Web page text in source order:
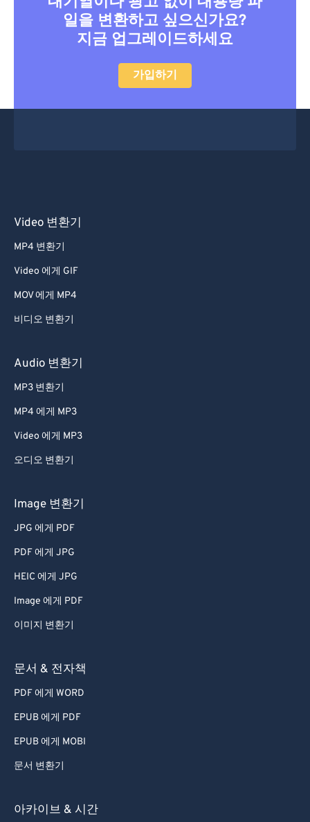
일을 변환하고 싶으신가요?
지금 업그레이드하세요
가입하기
Video 변환기
MP4 변환기
Video 에게 GIF
MOV 에게 MP4
비디오 변환기
Audio 변환기
MP3 변환기
MP4 에게 MP3
Video 에게 MP3
오디오 변환기
Image 변환기
JPG 에게 PDF
PDF 에게 JPG
HEIC 에게 JPG
Image 에게 PDF
이미지 변환기
문서 & 전자책
PDF 에게 WORD
EPUB 에게 PDF
EPUB 에게 MOBI
문서 변환기
아카이브 & 시간